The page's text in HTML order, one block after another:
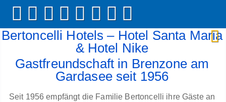
Bertoncelli Hotels – Hotel Santa Maria
& Hotel Nike
Gastfreundschaft in Brenzone am
Gardasee seit 1956
Seit 1956 empfängt die Familie Bertoncelli ihre Gäste an